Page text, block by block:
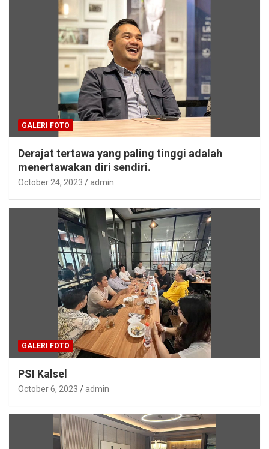
GALERI FOTO
Derajat tertawa yang paling tinggi adalah
menertawakan diri sendiri.
October 24, 2023 admin
GALERI FOTO
PSI Kalsel
October 6, 2023 admin